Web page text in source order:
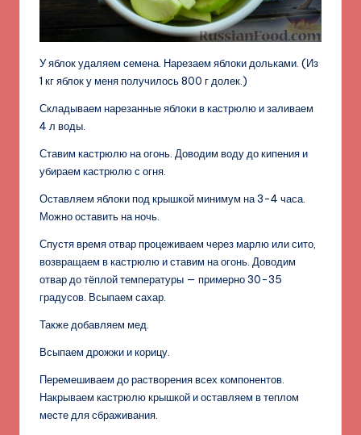
У яблок удаляем семена. Нарезаем яблоки дольками. (Из
1 кг яблок у меня получилось 800 г долек.)
Складываем нарезанные яблоки в кастрюлю и заливаем
4 л воды.
Ставим кастрюлю на огонь. Доводим воду до кипения и
убираем кастрюлю с огня.
Оставляем яблоки под крышкой минимум на 3-4 часа.
Можно оставить на ночь.
Спустя время отвар процеживаем через марлю или сито,
возвращаем в кастрюлю и ставим на огонь. Доводим
отвар до тёплой температуры — примерно 30-35
градусов. Всыпаем сахар.
Также добавляем мед.
Всыпаем дрожжи и корицу.
Перемешиваем до растворения всех компонентов.
Накрываем кастрюлю крышкой и оставляем в теплом
месте для сбраживания.